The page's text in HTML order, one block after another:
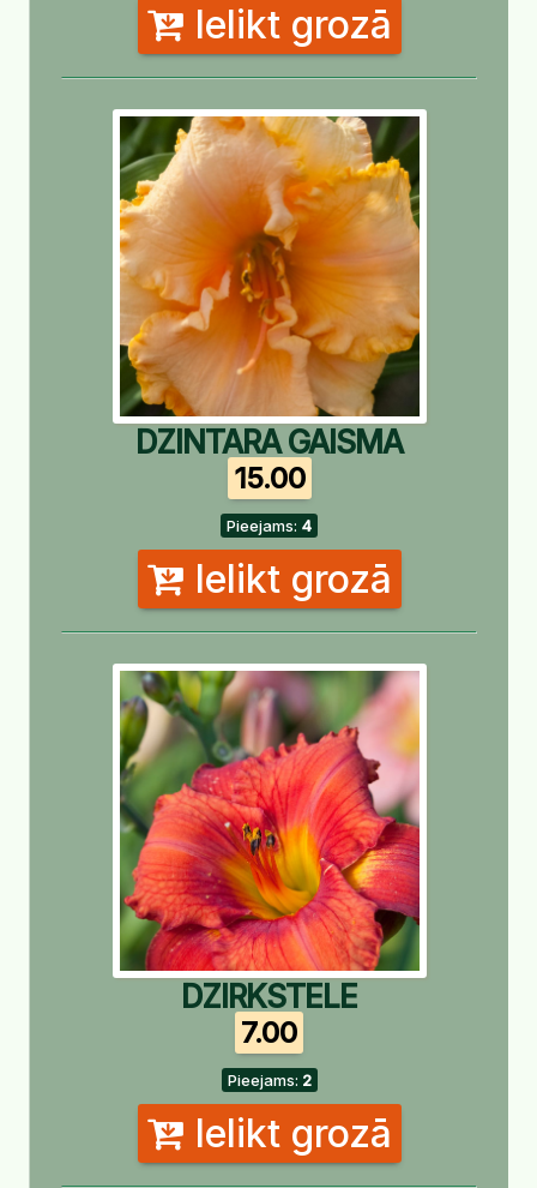
Ielikt grozā
DZINTARA GAISMA
15.00
Pieejams: 4
Ielikt grozā
DZIRKSTELE
7.00
Pieejams: 2
Ielikt grozā